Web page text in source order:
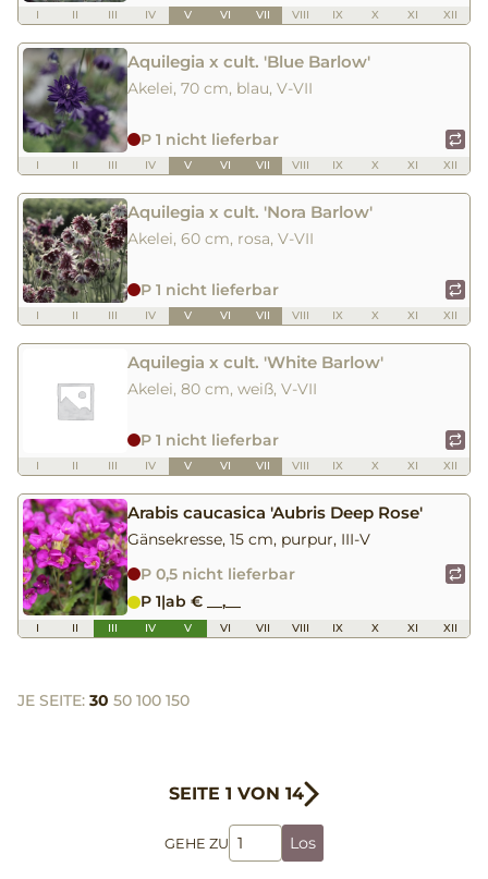
I II III IV V VI VII VIII IX X XI XII
Aquilegia x cult. 'Blue Barlow'
Akelei, 70 cm, blau, V-VII
P 1 nicht lieferbar
I II III IV V VI VII VIII IX X XI XII
Aquilegia x cult. 'Nora Barlow'
Akelei, 60 cm, rosa, V-VII
P 1 nicht lieferbar
I II III IV V VI VII VIII IX X XI XII
Aquilegia x cult. 'White Barlow'
Akelei, 80 cm, weiß, V-VII
P 1 nicht lieferbar
I II III IV V VI VII VIII IX X XI XII
Arabis caucasica 'Aubris Deep Rose'
Gänsekresse, 15 cm, purpur, III-V
P 0,5 nicht lieferbar
P 1|ab € __,__
I II III IV V VI VII VIII IX X XI XII
JE SEITE: 30 50 100 150
SEITE 1 VON 14
GEHE ZU Los